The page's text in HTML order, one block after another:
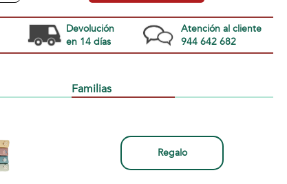
Devolución
en 14 días
Atención al cliente
944 642 682
Familias
Regalo